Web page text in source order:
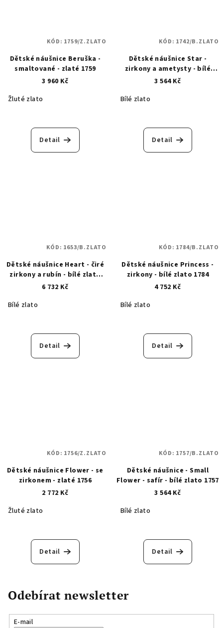
Dětské náušnice Beruška -
smaltované - zlaté 1759
3 960 Kč
Žluté zlato
Detail
KÓD: 1759/Z.ZLATO
Dětské náušnice Star -
zirkony a ametysty - bílé
zlato 1742
3 564 Kč
Bílé zlato
Detail
KÓD: 1742/B.ZLATO
Dětské náušnice Heart - čiré
zirkony a rubín - bílé zlato
1653
6 732 Kč
Bílé zlato
Detail
KÓD: 1653/B.ZLATO
Dětské náušnice Princess -
zirkony - bílé zlato 1784
4 752 Kč
Bílé zlato
Detail
KÓD: 1784/B.ZLATO
Dětské náušnice Flower - se
zirkonem - zlaté 1756
2 772 Kč
Žluté zlato
Detail
KÓD: 1756/Z.ZLATO
Dětské náušnice - Small
Flower - safír - bílé zlato 1757
3 564 Kč
Bílé zlato
Detail
KÓD: 1757/B.ZLATO
Odebírat newsletter
E-mail